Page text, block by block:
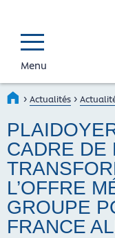
Menu
Accueil
› Actualités ›
CADRE DE
L’OFFRE
GROUPE
FRANCE